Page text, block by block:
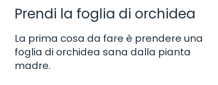
Prendi la foglia di orchidea
La prima cosa da fare è prendere una
foglia di orchidea sana dalla pianta
madre.